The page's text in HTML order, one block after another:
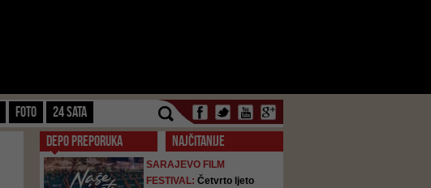
FOTO 24 SATA
DEPO PREPORUKA NAJČITANIJE
SARAJEVO FILM
FESTIVAL: Četvrto ljeto